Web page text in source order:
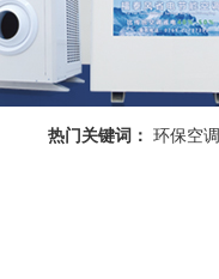
热门关键词： 环保空调